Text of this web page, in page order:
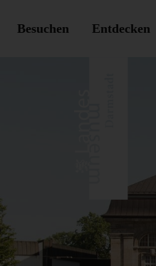
Besuchen Entdecken